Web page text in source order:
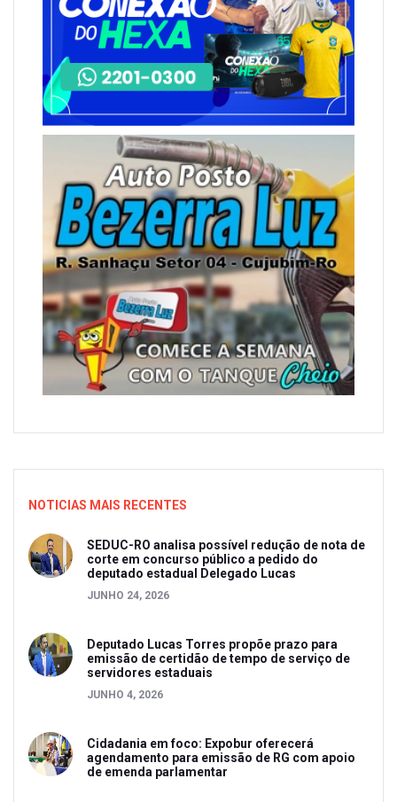
NOTICIAS MAIS RECENTES
SEDUC-RO analisa possível redução de nota de
corte em concurso público a pedido do
deputado estadual Delegado Lucas
JUNHO 24, 2026
Deputado Lucas Torres propõe prazo para
emissão de certidão de tempo de serviço de
servidores estaduais
JUNHO 4, 2026
Cidadania em foco: Expobur oferecerá
agendamento para emissão de RG com apoio
de emenda parlamentar